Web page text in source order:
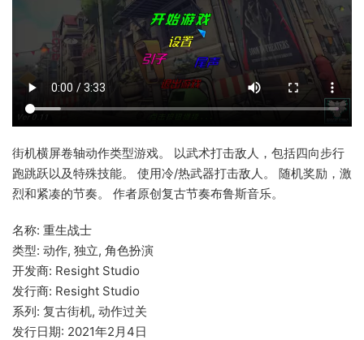
街机横屏卷轴动作类型游戏。 以武术打击敌人，包括四向步行
跑跳跃以及特殊技能。 使用冷/热武器打击敌人。 随机奖励，激
烈和紧凑的节奏。 作者原创复古节奏布鲁斯音乐。
名称: 重生战士
类型: 动作, 独立, 角色扮演
开发商: Resight Studio
发行商: Resight Studio
系列: 复古街机, 动作过关
发行日期: 2021年2月4日